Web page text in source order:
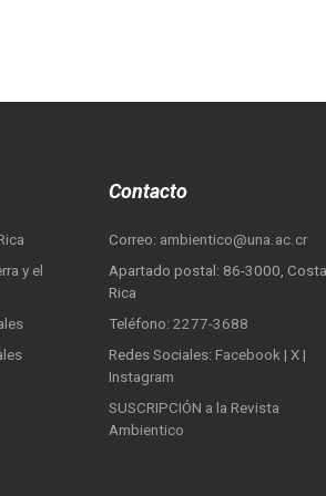
y el
Contacto
Correo: ambientico@una.ac.cr
Apartado postal: 86-3000, Costa
Rica
Teléfono: 2277-3688
Redes Sociales: Facebook | X |
Instagram
SUSCRIPCIÓN a la Revista
Ambientico